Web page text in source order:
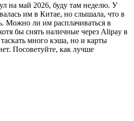
на май 2026, буду там неделю. У
им в Китае, но слышала, что в
Можно ли им расплачиваться в
бы снять наличные через Alipay в
много кэша, но и карты
Посоветуйте, как лучше